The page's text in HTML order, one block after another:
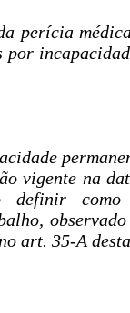
perícia
por
vigente na
definir
art. 35-A